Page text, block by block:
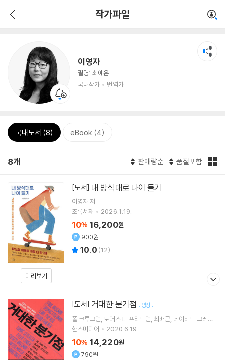
작가파일
이영자
필명: 최예은
국내작가
번역가
국내도서 (8) eBook (4)
8개 판매량순 품절포함
미리보기
[도서] 내 방식대로 나이 들기
이영자저
초록서재
2026.1.19.
10% 16,200원
900원
10.0 (12)
[도서] 거대한 분기점 [ 양장]
폴 크루그먼 토머스 L. 프리드먼 최배근 데이비드 그레이
버저 외 6명
한스미디어 2020.6.19.
10% 14,220원
790원